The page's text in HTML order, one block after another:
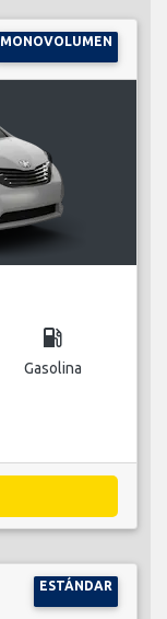
MONOVOLUMEN
local_gas_station
Gasolina
ESTÁNDAR